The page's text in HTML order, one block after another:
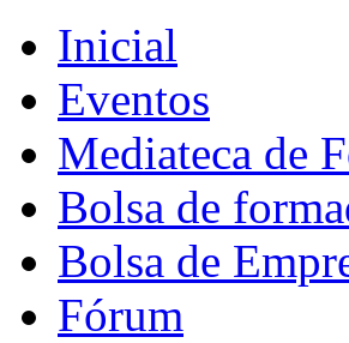
Inicial
Eventos
Mediateca de
Bolsa de
Bolsa de
Fórum